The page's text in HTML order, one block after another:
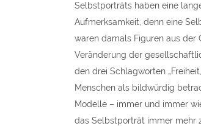
Selbstporträts haben eine
Aufmerksamkeit, denn eine
waren damals Figuren aus der
Veränderung der
den drei Schlagworten
Menschen als bildwürdig
Modelle – immer und immer
das Selbstporträt immer mehr